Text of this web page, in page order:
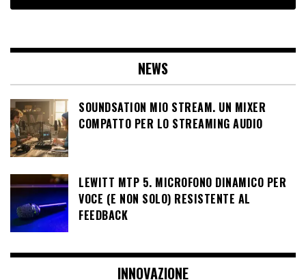
NEWS
SOUNDSATION MIO STREAM. UN MIXER
COMPATTO PER LO STREAMING AUDIO
LEWITT MTP 5. MICROFONO DINAMICO PER
VOCE (E NON SOLO) RESISTENTE AL
FEEDBACK
INNOVAZIONE